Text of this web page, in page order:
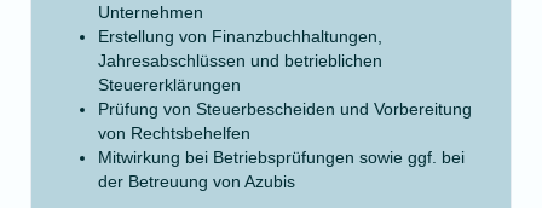
Unternehmen
Erstellung von Finanzbuchhaltungen,
Jahresabschlüssen und betrieblichen
Steuererklärungen
Prüfung von Steuerbescheiden und Vorbereitung
von Rechtsbehelfen
Mitwirkung bei Betriebsprüfungen sowie ggf. bei
der Betreuung von Azubis